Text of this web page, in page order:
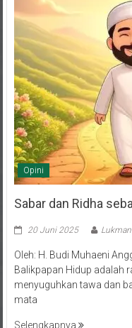
Opini
Sabar dan Ridha
Balikpapan Hidup adalah
menyuguhkan tawa dan
mata